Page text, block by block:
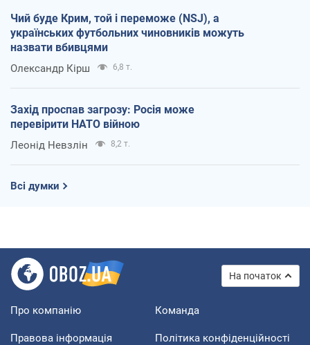
Чий буде Крим, той і переможе (NSJ), а
українських футбольних чиновників можуть
назвати вбивцями
Олександр Кірш 6,8 т.
Захід проспав загрозу: Росія може
перевірити НАТО війною
Леонід Невзлін 8,2 т.
Всі думки
На початок
Про компанію Команда
Правова інформація Політика конфіденційності